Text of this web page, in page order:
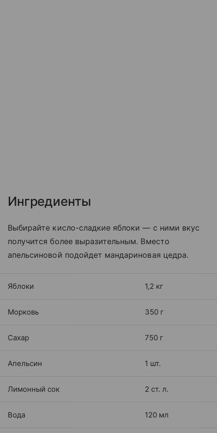
Ингредиенты
Выбирайте кисло-сладкие яблоки — с ними вкус
получится более выразительным. Вместо
апельсиновой подойдет мандариновая цедра.
Яблоки 1,2 кг
Морковь 350 г
Сахар 750 г
Апельсин 1 шт.
Лимонный сок 2 ст. л.
Вода 120 мл